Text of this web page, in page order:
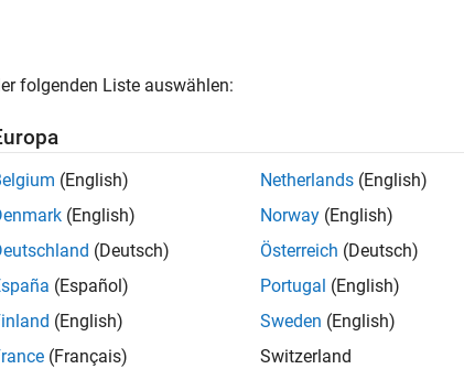
of 302.025
folgenden Liste auswählen:
(English)
(English)
(Deutsch)
(Español)
(English)
(Français)
Netherlands (English)
Norway (English)
Österreich (Deutsch)
Portugal (English)
Sweden (English)
Switzerland